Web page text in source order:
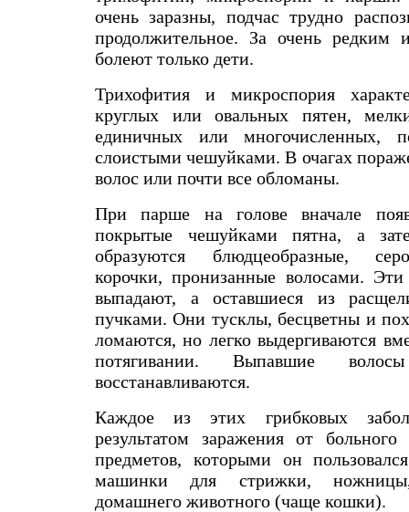
очень заразны, подчас трудно
продолжительное. За очень редким
болеют только дети.
Трихофития и микроспория
круглых или овальных пятен,
единичных или многочисленных,
слоистыми чешуйками. В очагах
волос или почти все обломаны.
При парше на голове вначале
покрытые чешуйками пятна, а
образуются блюдцеобразные,
корочки, пронизанные волосами.
выпадают, а оставшиеся из
пучками. Они тусклы, бесцветны и
ломаются, но легко выдергиваются
потягивании. Выпавшие
восстанавливаются.
Каждое из этих грибковых
результатом заражения от
предметов, которыми он
машинки для стрижки,
домашнего животного (чаще кошки).